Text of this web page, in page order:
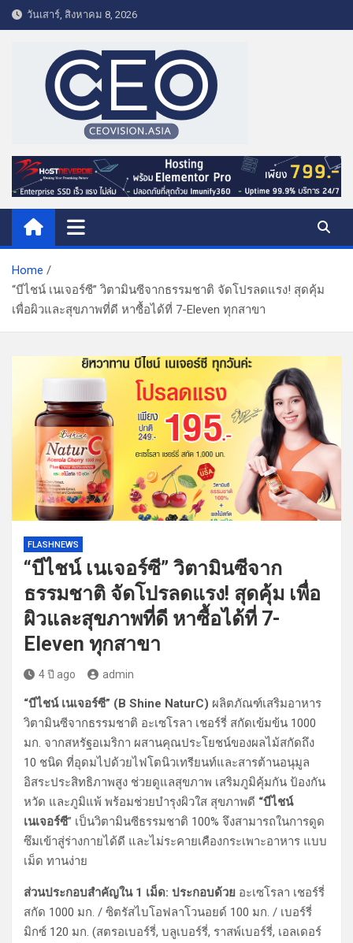
k
e
t
วันเสาร์, สิงหาคม 8, 2026
CEO VISION.ASIA
Business & Lifestyle
Home
“บีไชน์ เนเจอร์ซี” วิตามินซีจากธรรมชาติ จัดโปรลดแรง! สุดคุ้ม
เพื่อผิวและสุขภาพที่ดี หาซื้อได้ที่ 7-Eleven ทุกสาขา
FLASHNEWS
“บีไชน์ เนเจอร์ซี” วิตามินซีจาก
ธรรมชาติ จัดโปรลดแรง! สุดคุ้ม เพื่อ
ผิวและสุขภาพที่ดี หาซื้อได้ที่ 7-
Eleven ทุกสาขา
4 ปี ago admin
“บีไชน์ เนเจอร์ซี” (B Shine NaturC) ผลิตภัณฑ์เสริมอาหาร
วิตามินซีจากธรรมชาติ อะเซโรลา เชอร์รี่ สกัดเข้มข้น 1000
มก. จากสหรัฐอเมริกา ผสานคุณประโยชน์ของผลไม้สกัดถึง
10 ชนิด ที่อุดมไปด้วยไฟโตนิวเทรียนท์และสารต้านอนุมูล
อิสระประสิทธิภาพสูง ช่วยดูแลสุขภาพ เสริมภูมิคุ้มกัน ป้องกัน
หวัด และภูมิแพ้ พร้อมช่วยบำรุงผิวใส สุขภาพดี “บีไชน์
เนเจอร์ซี” เป็นวิตามินซีธรรมชาติ 100% จึงสามารถในการดูด
ซึมเข้าสู่ร่างกายได้ดี และไม่ระคายเคืองกระเพาะอาหาร แบบ
เม็ด ทานง่าย
ส่วนประกอบสำคัญใน 1 เม็ด: ประกอบด้วย อะเซโรลา เชอร์รี่
สกัด 1000 มก. / ซิตรัสไบโอฟลาโวนอยด์ 100 มก. / เบอร์รี่
มิกซ์ 120 มก. (สตรอเบอร์รี่, บลูเบอร์รี่, ราสพ์เบอร์รี่, เอลเดอร์